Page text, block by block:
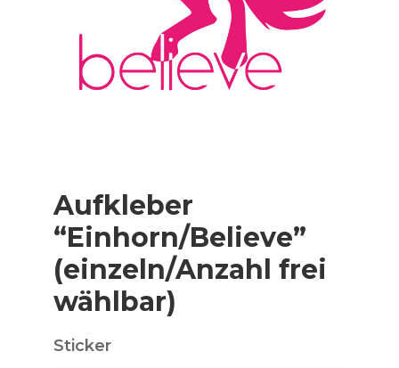
Aufkleber
“Einhorn/Believe”
(einzeln/Anzahl frei
wählbar)
Sticker